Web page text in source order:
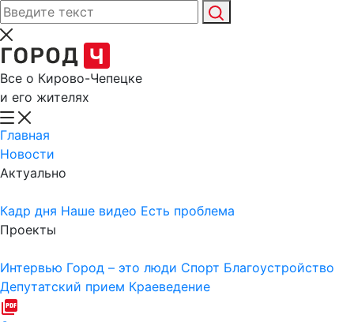
Все о Кирово-Чепецке
и его жителях
Главная
Новости
Актуально
Кадр дня Наше видео Есть проблема
Проекты
Интервью Город – это люди Спорт Благоустройство
Депутатский прием Краеведение